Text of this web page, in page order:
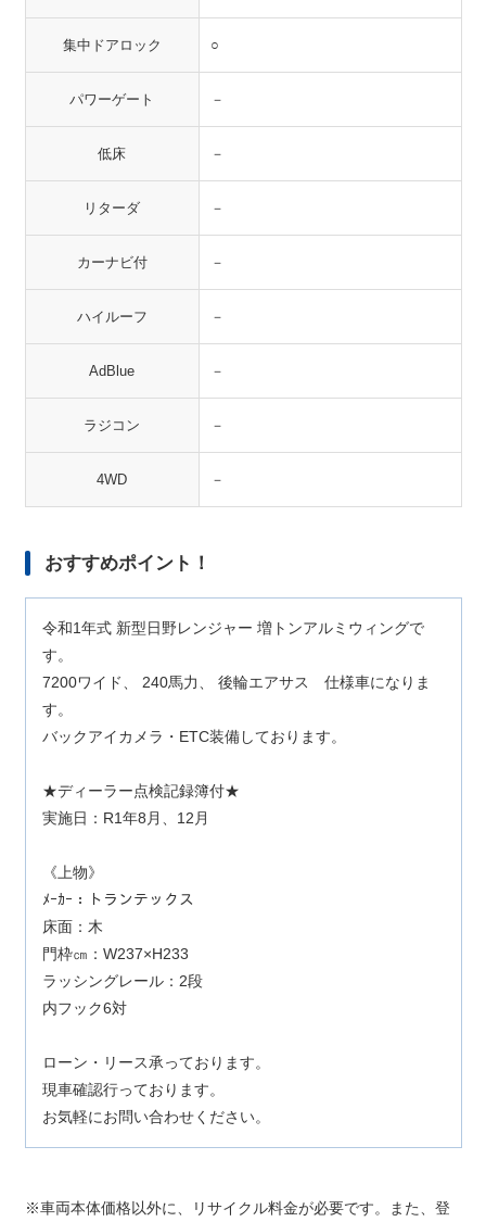
集中ドアロック ○
パワーゲート －
低床 －
リターダ －
カーナビ付 －
ハイルーフ －
AdBlue －
ラジコン －
4WD －
おすすめポイント！
令和1年式 新型日野レンジャー 増トンアルミウィングで
す。
7200ワイド、 240馬力、 後輪エアサス 仕様車になりま
す。
バックアイカメラ・ETC装備しております。
★ディーラー点検記録簿付★
実施日：R1年8月、12月
《上物》
ﾒｰｶｰ：トランテックス
床面：木
門枠㎝：W237×H233
ラッシングレール：2段
内フック6対
ローン・リース承っております。
現車確認行っております。
お気軽にお問い合わせください。
車両本体価格以外に、リサイクル料金が必要です。また、登